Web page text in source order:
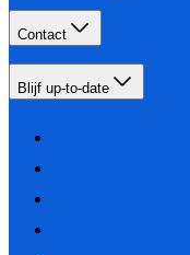
Contact
Blijf up-to-date